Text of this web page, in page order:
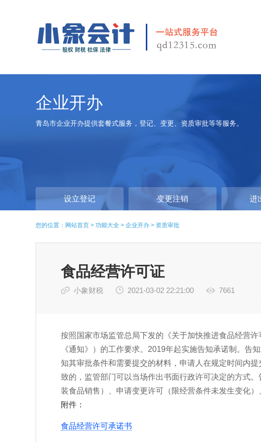
企业开办
青岛市企业开办提供套餐式服务，登记、变更、资质审批等等服务。
设立登记 变更注销 进
您的位置： 网站首页 > 功能大全 > 企业开办 > 资质审批
食品经营许可证
小象财税 2021-03-02 22:21:00 7661
按照国家市场监管总局下发的《关于加快推进食品经营
《通知》）的工作要求。2019年起实施告知承诺制。告
知其审批条件和需要提交的材料，申请人在规定时间内
致的，监管部门可以当场作出书面行政许可决定的方式
装食品销售）、申请变更许可（限经营条件未发生变化
附件：
食品经营许可承诺书